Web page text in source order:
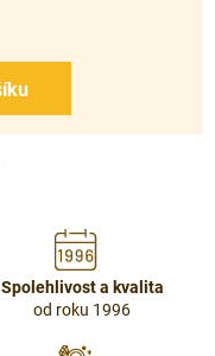
Spolehlivost a kvalita
od roku 1996